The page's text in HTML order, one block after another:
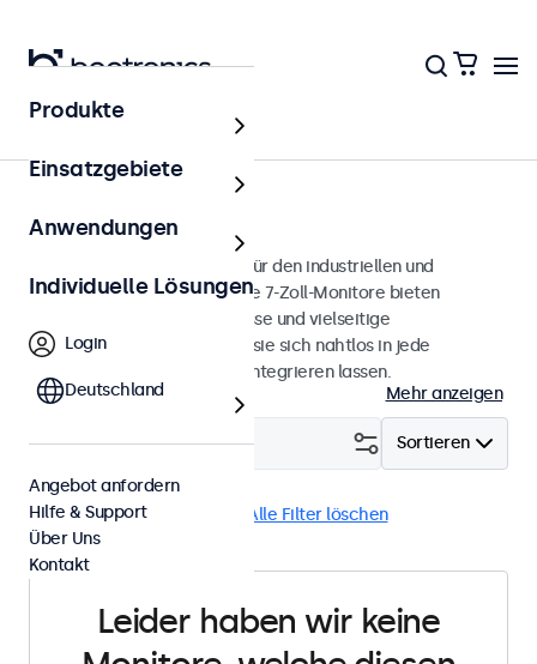
Monitore
7 Zoll Monitore
7-Zoll-Monitore, entwickelt für den industriellen und
professionellen Einsatz. Diese 7-Zoll-Monitore bieten
verschiedene Videoanschlüsse und vielseitige
Montageoptionen, wodurch sie sich nahtlos in jede
Anwendung und Umgebung integrieren lassen.
Mehr anzeigen
Sortieren
Filtern (0)
7 Zoll Monitore Alle Filter löschen
Leider haben wir keine
Produkte
Einsatzgebiete
Anwendungen
Individuelle Lösungen
Login
Deutschland
Angebot anfordern
Hilfe & Support
Über Uns
Kontakt